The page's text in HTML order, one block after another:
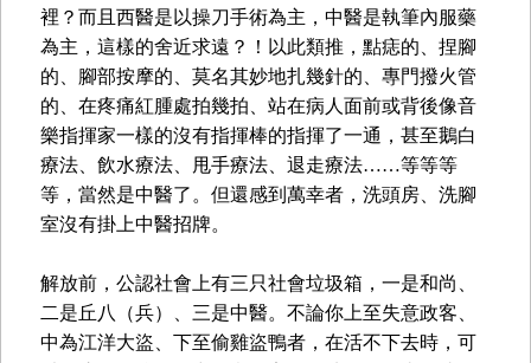
裡？而且西醫是以操刀手術為主，中醫是執筆內服藥
為主，這樣的舍近求遠？！以此類推，點痣的、捏腳
的、腳部按摩的、莫名其妙地扎幾針的、專門撥火管
的、在疼痛紅腫處拍幾拍、站在病人面前或背後像音
樂指揮家一樣的沒有指揮棒的指揮了一通，甚至鵝白
療法、飲水療法、甩手療法、退走療法……等等等
等，當然是中醫了。但還感到萬幸者，洗頭房、洗腳
室沒有掛上中醫招牌。
解放前，公認社會上有三只社會垃圾箱，一是和尚、
二是丘八（兵）、三是中醫。不論你上至失意政客、
中為江洋大盜、下至偷雞盜鴨者，在活不下去時，可